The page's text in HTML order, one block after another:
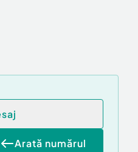
Arată numărul